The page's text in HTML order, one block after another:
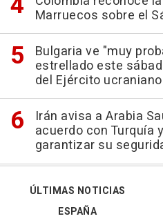
Marruecos sobre el
Bulgaria ve "muy
estrellado este
del Ejército ucraniano
Irán avisa a Arabia
acuerdo con Turquía
garantizar su
ÚLTIMAS NOTICIAS
ESPAÑA